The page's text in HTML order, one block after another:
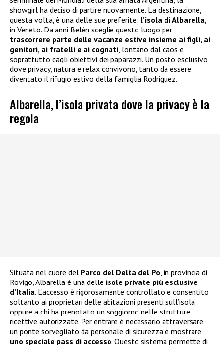
showgirl ha deciso di partire nuovamente. La destinazione,
questa volta, è una delle sue preferite: l’isola di Albarella,
in Veneto. Da anni Belén sceglie questo luogo per
trascorrere parte delle vacanze estive insieme ai figli, ai
genitori, ai fratelli e ai cognati, lontano dal caos e
soprattutto dagli obiettivi dei paparazzi. Un posto esclusivo
dove privacy, natura e relax convivono, tanto da essere
diventato il rifugio estivo della famiglia Rodriguez.
Albarella, l’isola privata dove la privacy è la
regola
Situata nel cuore del Parco del Delta del Po , in provincia di
Rovigo, Albarella è una delle isole private più esclusive
d’Italia. L’accesso è rigorosamente controllato e consentito
soltanto ai proprietari delle abitazioni presenti sull’isola
oppure a chi ha prenotato un soggiorno nelle strutture
ricettive autorizzate. Per entrare è necessario attraversare
un ponte sorvegliato da personale di sicurezza e mostrare
uno speciale pass di accesso. Questo sistema permette di